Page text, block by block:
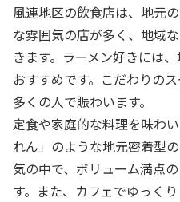
風連地区の飲食店は、地元
な雰囲気の店が多く、地域
きます。ラーメン好きには
おすすめです。こだわりの
多くの人で賑わいます。
定食や家庭的な料理を味わ
れん」のような地元密着型
気の中で、ボリューム満点
す。また、カフェでゆっく